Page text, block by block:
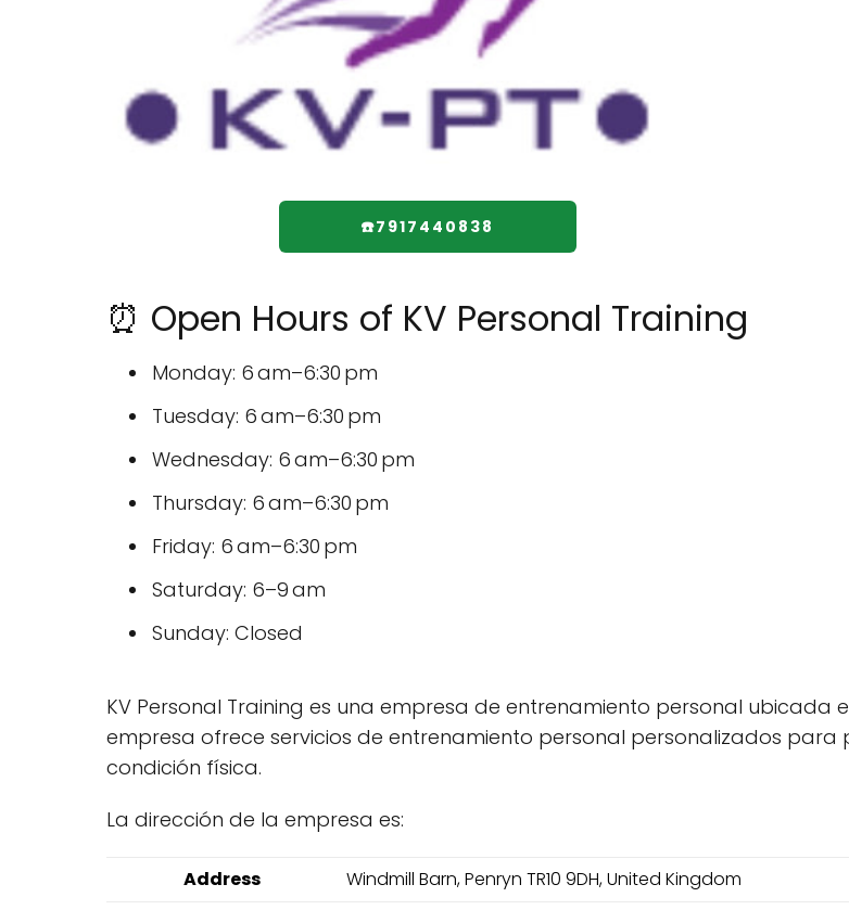
☎️7917440838
⏰ Open Hours of KV Personal Training
Monday: 6 am–6:30 pm
Tuesday: 6 am–6:30 pm
Wednesday: 6 am–6:30 pm
Thursday: 6 am–6:30 pm
Friday: 6 am–6:30 pm
Saturday: 6–9 am
Sunday: Closed
KV Personal Training es una empresa de entrenamiento personal ubicada en
empresa ofrece servicios de entrenamiento personal personalizados para
condición física.
La dirección de la empresa es:
Address
Windmill Barn, Penryn TR10 9DH, United Kingdom